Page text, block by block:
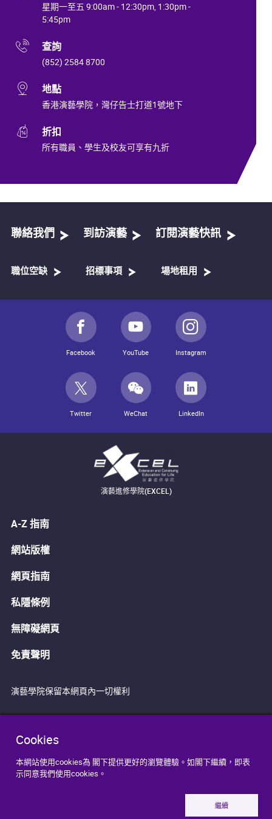
Cookies
本網站使用cookies為 閣下提供更好的瀏覽體驗。如閣下繼續，即表
示同意我們使用cookies。
繼續
星期一至五 9:00am - 12:30pm, 1:30pm -
5:45pm
查詢
(852) 2584 8700
地點
香港演藝學院，灣仔告士打道1號地下
折扣
所有職員、學生及校友可享有九折
聯絡我們 到訪演藝 訂閱演藝快訊
職位空缺 招標事項 場地租用
Facebook YouTube Instagram
Twitter WeChat LinkedIn
演藝進修學院(EXCEL)
A-Z 指南
網站版權
網頁指南
私隱條例
無障礙網頁
免責聲明
演藝學院保留本網頁內一切權利